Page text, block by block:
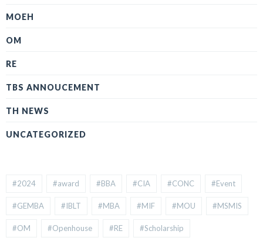
MOEH
OM
RE
TBS ANNOUCEMENT
TH NEWS
UNCATEGORIZED
#2024 #award #BBA #CIA #CONC #Event
#GEMBA #IBLT #MBA #MIF #MOU #MSMIS
#OM #Openhouse #RE #Scholarship